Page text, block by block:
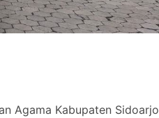
Agama Kabupaten Sidoarjo